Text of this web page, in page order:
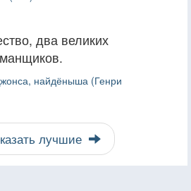
два великих
найдёныша (Генри
лучшие